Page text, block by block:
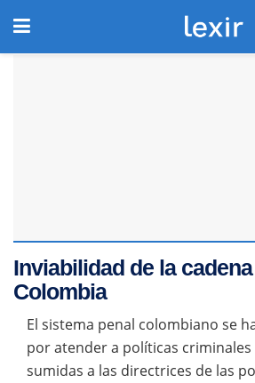
Inviabilidad de la
Colombia
El sistema penal colombiano se
por atender a políticas criminales
sumidas a las directrices de las